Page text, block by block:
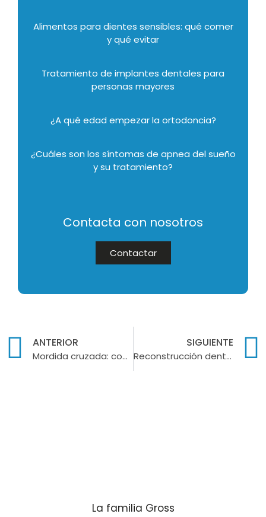
Alimentos para dientes sensibles: qué comer
y qué evitar
Tratamiento de implantes dentales para
personas mayores
¿A qué edad empezar la ortodoncia?
¿Cuáles son los síntomas de apnea del sueño
y su tratamiento?
Contacta con nosotros
Contactar
ANTERIOR
Mordida cruzada: conoce los tipos, causas y tratamientos
SIGUIENTE
Reconstrucción dental: tipos y cuándo es necesaria
La familia Gross